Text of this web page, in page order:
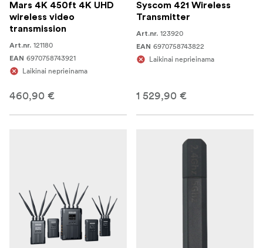
Mars 4K 450ft 4K UHD
wireless video
transmission
Art.nr. 121180
EAN 6970758743921
Laikinai neprieinama
460,90 €
Syscom 421 Wireless
Transmitter
Art.nr. 123920
EAN 6970758743822
Laikinai neprieinama
1 529,90 €